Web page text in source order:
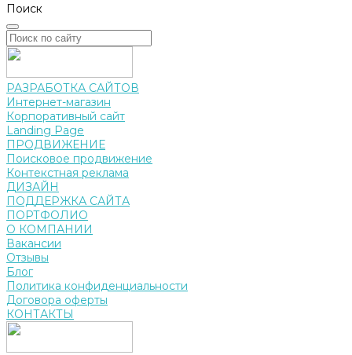
Поиск
РАЗРАБОТКА САЙТОВ
Интернет-магазин
Корпоративный сайт
Landing Page
ПРОДВИЖЕНИЕ
Поисковое продвижение
Контекстная реклама
ДИЗАЙН
ПОДДЕРЖКА САЙТА
ПОРТФОЛИО
О КОМПАНИИ
Вакансии
Отзывы
Блог
Политика конфиденциальности
Договора оферты
КОНТАКТЫ